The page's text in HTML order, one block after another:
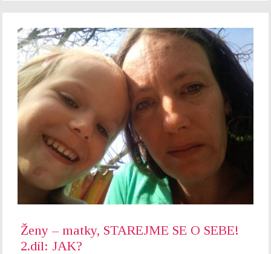
Ženy – matky, STAREJME SE O SEBE!
2.díl: JAK?